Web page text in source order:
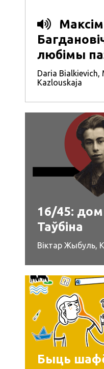
Максім
любімы
Daria Bialkievich,
Kazlouskaja
16/45:
Таўбіна
Віктар Жыбуль,
Быць